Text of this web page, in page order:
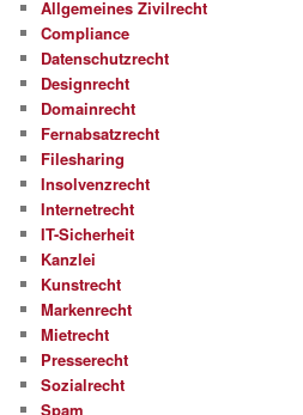
Allgemeines Zivilrecht
Compliance
Datenschutzrecht
Designrecht
Domainrecht
Fernabsatzrecht
Filesharing
Insolvenzrecht
Internetrecht
IT-Sicherheit
Kanzlei
Kunstrecht
Markenrecht
Mietrecht
Presserecht
Sozialrecht
Spam